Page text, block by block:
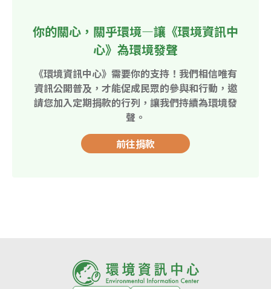
你的關心，關乎環境—讓《環境資訊中
心》為環境發聲
《環境資訊中心》需要你的支持！我們相信唯有
資訊公開普及，才能促成民眾的參與和行動，邀
請您加入定期捐款的行列，讓我們持續為環境發
聲。
前往捐款